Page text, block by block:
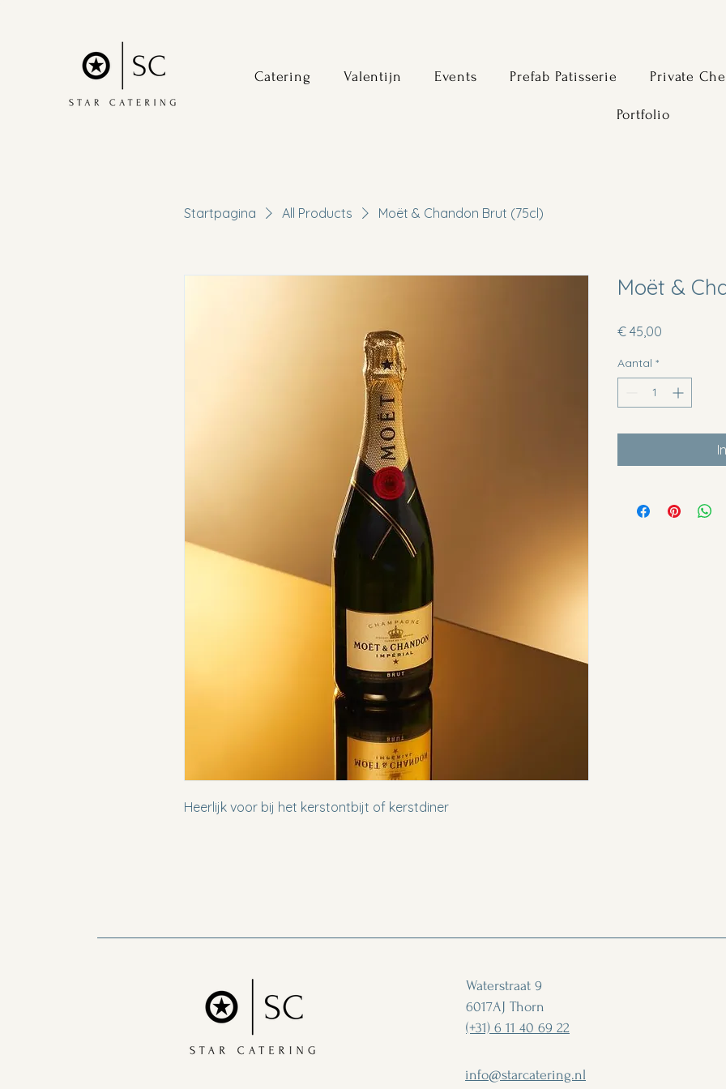
Catering Valentijn Events Prefab Patisserie Private
Portfolio
Startpagina All Products Moët & Chandon Brut (75cl)
Heerlijk voor bij het kerstontbijt of kerstdiner
Moët &
€ 45,00
Aantal *
Waterstraat 9
6017AJ Thorn
(+31) 6 11 40 69 22
info@starcatering.nl